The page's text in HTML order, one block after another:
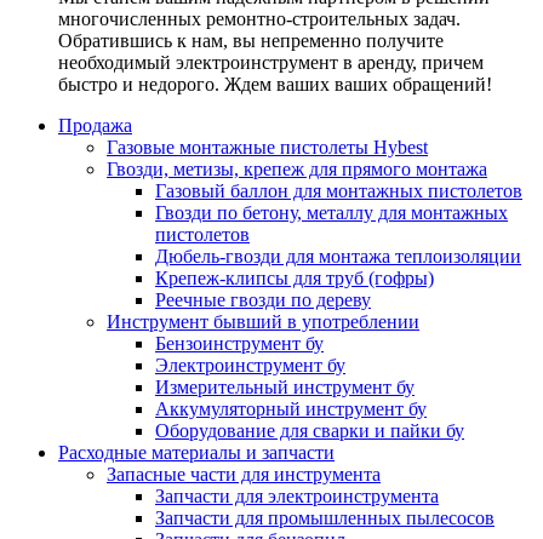
многочисленных ремонтно-строительных задач.
Обратившись к нам, вы непременно получите
необходимый электроинструмент в аренду, причем
быстро и недорого. Ждем ваших ваших обращений!
Продажа
Газовые монтажные пистолеты Hybest
Гвозди, метизы, крепеж для прямого монтажа
Газовый баллон для монтажных пистолетов
Гвозди по бетону, металлу для монтажных
пистолетов
Дюбель-гвозди для монтажа теплоизоляции
Крепеж-клипсы для труб (гофры)
Реечные гвозди по дереву
Инструмент бывший в употреблении
Бензоинструмент бу
Электроинструмент бу
Измерительный инструмент бу
Аккумуляторный инструмент бу
Оборудование для сварки и пайки бу
Расходные материалы и запчасти
Запасные части для инструмента
Запчасти для электроинструмента
Запчасти для промышленных пылесосов